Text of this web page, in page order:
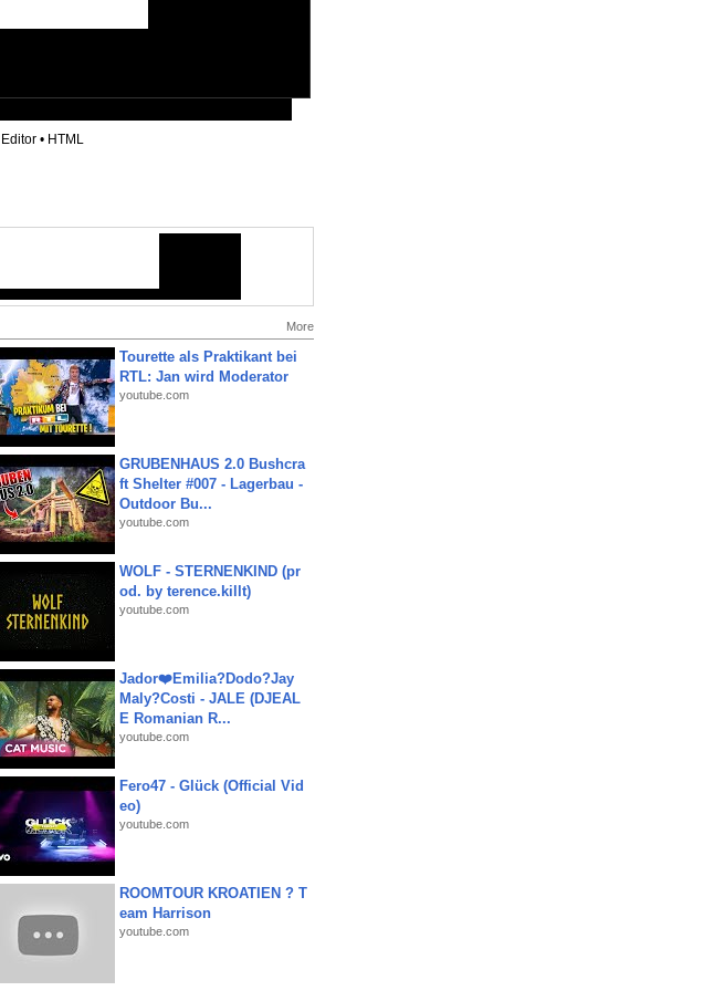
Editor • HTML
More
Tourette als Praktikant bei
RTL: Jan wird Moderator
youtube.com
GRUBENHAUS 2.0 Bushcra
ft Shelter #007 - Lagerbau -
Outdoor Bu...
youtube.com
WOLF - STERNENKIND (pr
od. by terence.killt)
youtube.com
Jador❤️Emilia?Dodo?Jay
Maly?Costi - JALE (DJEAL
E Romanian R...
youtube.com
Fero47 - Glück (Official Vid
eo)
youtube.com
ROOMTOUR KROATIEN ? T
eam Harrison
youtube.com